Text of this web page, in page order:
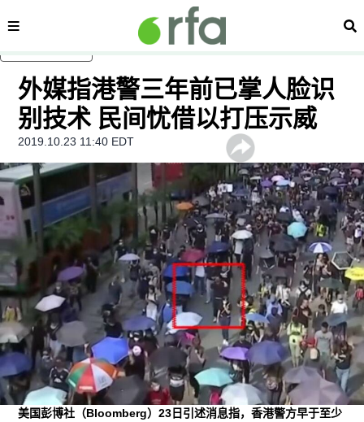
内容分类 搜
外媒指港警三年前已掌人脸识
别技术 民间忧借以打压示威
2019.10.23 11:40 EDT
美国彭博社（Bloomberg）23日引述消息指，香港警方早于至少